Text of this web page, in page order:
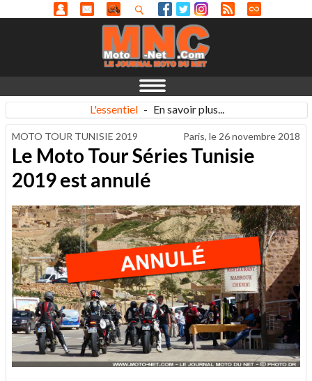
L'essentiel - En savoir plus...
MOTO TOUR TUNISIE 2019 Paris, le 26 novembre 2018
Le Moto Tour Séries Tunisie
2019 est annulé